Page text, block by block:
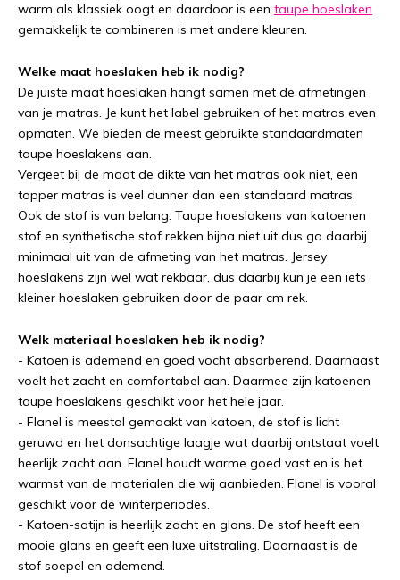
warm als klassiek oogt en daardoor is een taupe hoeslaken
gemakkelijk te combineren is met andere kleuren.
Welke maat hoeslaken heb ik nodig?
De juiste maat hoeslaken hangt samen met de afmetingen
van je matras. Je kunt het label gebruiken of het matras even
opmaten. We bieden de meest gebruikte standaardmaten
taupe hoeslakens aan.
Vergeet bij de maat de dikte van het matras ook niet, een
topper matras is veel dunner dan een standaard matras.
Ook de stof is van belang. Taupe hoeslakens van katoenen
stof en synthetische stof rekken bijna niet uit dus ga daarbij
minimaal uit van de afmeting van het matras. Jersey
hoeslakens zijn wel wat rekbaar, dus daarbij kun je een iets
kleiner hoeslaken gebruiken door de paar cm rek.
Welk materiaal hoeslaken heb ik nodig?
- Katoen is ademend en goed vocht absorberend. Daarnaast
voelt het zacht en comfortabel aan. Daarmee zijn katoenen
taupe hoeslakens geschikt voor het hele jaar.
- Flanel is meestal gemaakt van katoen, de stof is licht
geruwd en het donsachtige laagje wat daarbij ontstaat voelt
heerlijk zacht aan. Flanel houdt warme goed vast en is het
warmst van de materialen die wij aanbieden. Flanel is vooral
geschikt voor de winterperiodes.
- Katoen-satijn is heerlijk zacht en glans. De stof heeft een
mooie glans en geeft een luxe uitstraling. Daarnaast is de
stof soepel en ademend.